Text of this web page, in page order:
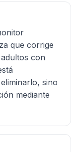
que corrige
con
sino
mediante